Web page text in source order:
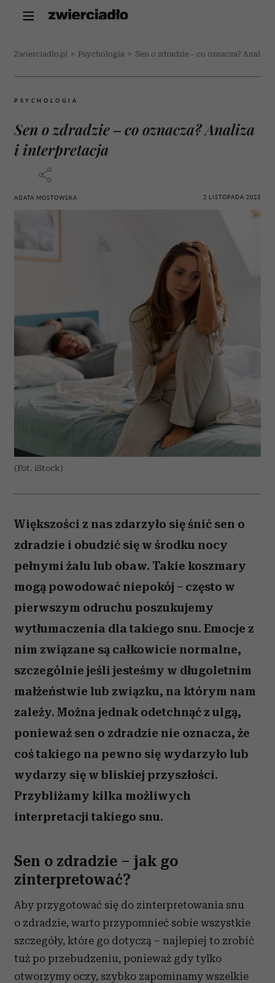
Zwierciadlo.pl > Psychologia > Sen o zdradzie – co oznacza?
PSYCHOLOGIA
Sen o zdradzie – co oznacza? Analiza
i interpretacja
AGATA MOSTOWSKA 2 LISTOPADA 2023
(Fot. iStock)
Większości z nas zdarzyło się śnić sen o
zdradzie i obudzić się w środku nocy
pełnymi żalu lub obaw. Takie koszmary
mogą powodować niepokój – często w
pierwszym odruchu poszukujemy
wytłumaczenia dla takiego snu. Emocje z
nim związane są całkowicie normalne,
szczególnie jeśli jesteśmy w długoletnim
małżeństwie lub związku, na którym nam
zależy. Można jednak odetchnąć z ulgą,
ponieważ sen o zdradzie nie oznacza, że
coś takiego na pewno się wydarzyło lub
wydarzy się w bliskiej przyszłości.
Przybliżamy kilka możliwych
interpretacji takiego snu.
Sen o zdradzie – jak go
zinterpretować?
Aby przygotować się do zinterpretowania snu
o zdradzie, warto przypomnieć sobie wszystkie
szczegóły, które go dotyczą – najlepiej to zrobić
tuż po przebudzeniu, ponieważ gdy tylko
otworzymy oczy, szybko zapominamy wszelkie